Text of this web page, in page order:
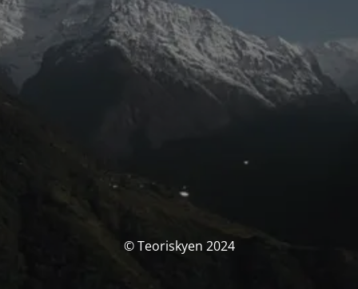
© Teoriskyen 2024